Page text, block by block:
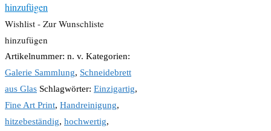
hinzufügen
Wishlist - Zur Wunschliste
hinzufügen
Artikelnummer: n. v. Kategorien:
Galerie Sammlung, Schneidebrett
aus Glas Schlagwörter: Einzigartig,
Fine Art Print, Handreinigung,
hitzebeständig, hochwertig,